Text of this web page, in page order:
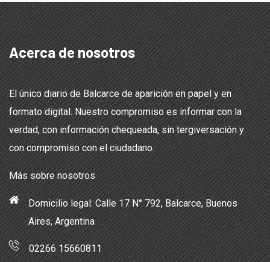
Acerca de nosotros
El único diario de Balcarce de aparición en papel y en
formato digital. Nuestro compromiso es informar con la
verdad, con información chequeada, sin tergiversación y
con compromiso con el ciudadano.
Más sobre nosotros
Domicilio legal: Calle 17 N° 792, Balcarce, Buenos
Aires, Argentina
02266 15660811